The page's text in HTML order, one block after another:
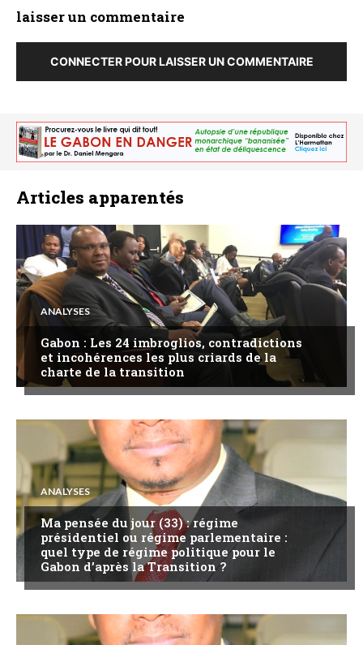
laisser un commentaire
CONNECTER POUR LAISSER UN COMMENTAIRE
Articles apparentés
ANALYSES
Gabon : Les 24 imbroglios, contradictions
et incohérences les plus criards de la
charte de la transition
ANALYSES
Ma pensée du jour (33) : régime
présidentiel ou régime parlementaire :
quel type de régime politique pour le
Gabon d’après la Transition ?